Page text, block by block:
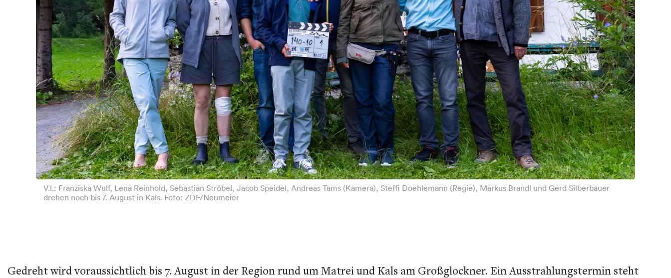
V.l.: Franziska Wulf, Lena Reinhold, Sebastian Ströbel, Jacob Speidel, Andreas Tams (Kamera), Steffi Doehlemann (Regie), Markus Brandl und Gerd Silberbauer
drehen noch bis 7. August in Kals. Foto: ZDF/Neumeier
Gedreht wird voraussichtlich bis 7. August in der Region rund um Matrei und Kals am Großglockner. Ein Ausstrahlungstermin steht